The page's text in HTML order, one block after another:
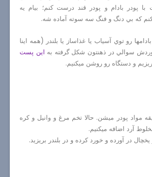
با پودر بادام و پودر قند درست كنم؛ بيام يه
كه بي دنگ و فنگ سه سوته آماده شه.
رو توي آسياب يا غذاساز يا بلندر (همه اينا
سوالي در ذهنتون شكل گرفته به اين پست
و دستگاه رو روشن ميكنيم.
مواد پودر ميشن. حالا تخم مرغ و وانيل و كره
آرد اضافه ميكنيم.
در آورده و خورد كرده و در بلندر بريزيد.